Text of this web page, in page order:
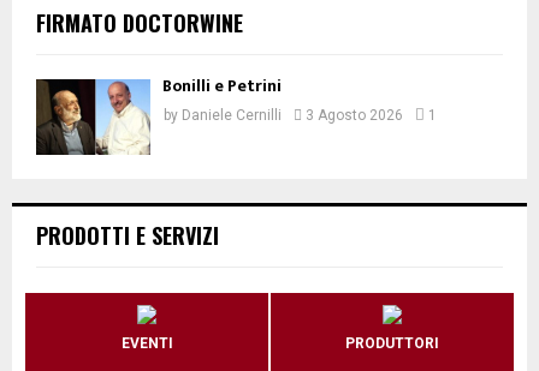
FIRMATO DOCTORWINE
Bonilli e Petrini
by Daniele Cernilli 3 Agosto 2026 1
PRODOTTI E SERVIZI
EVENTI PRODUTTORI